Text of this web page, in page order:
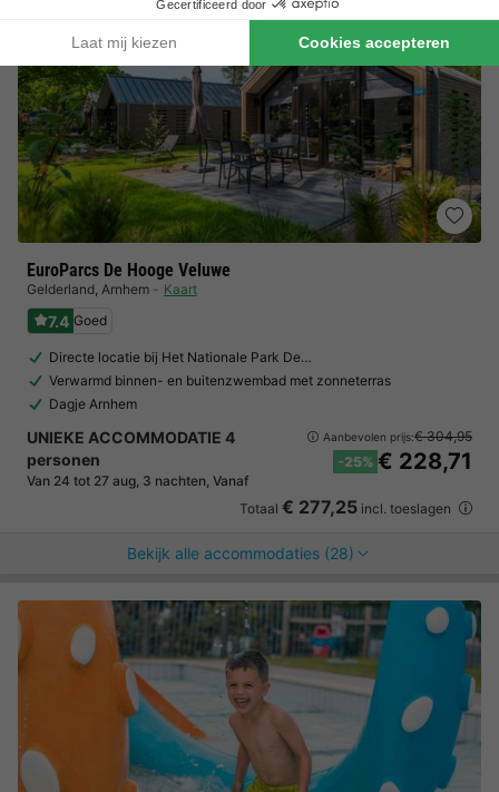
EuroParcs De Hooge Veluwe
Gelderland, Arnhem Kaart
7.4 Goed
Directe locatie bij Het Nationale Park De…
Verwarmd binnen- en buitenzwembad met zonneterras
Dagje Arnhem
UNIEKE ACCOMMODATIE 4
personen
Van 24 tot 27 aug, 3 nachten, Vanaf
Aanbevolen prijs:€ 304,95
-25% € 228,71
Totaal € 277,25 incl. toeslagen
Bekijk alle accommodaties (28)